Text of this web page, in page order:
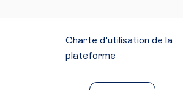
Charte d'utilisation de la
plateforme
Conditions générales